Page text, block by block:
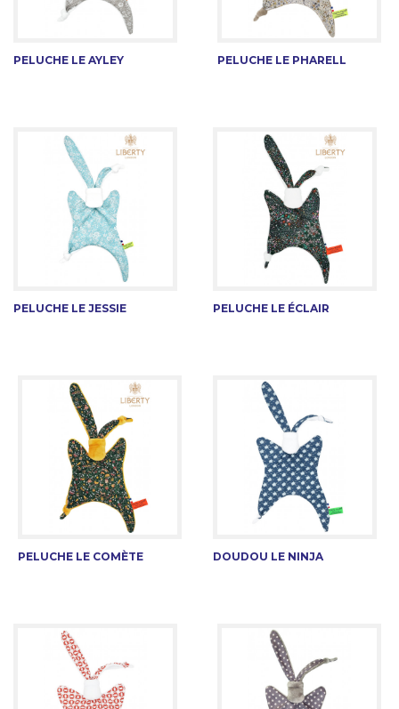
PELUCHE LE AYLEY PELUCHE LE PHARELL
PELUCHE LE JESSIE PELUCHE LE ÉCLAIR
PELUCHE LE COMÈTE DOUDOU LE NINJA